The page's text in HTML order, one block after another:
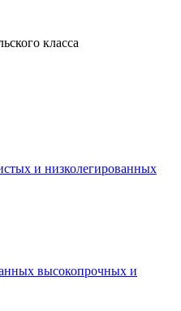
класса
и низколегированных
высокопрочных и